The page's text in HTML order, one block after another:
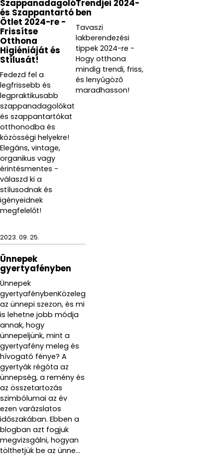
Szappanadagoló
és Szappantartó
Ötlet 2024-re -
Frissítse
Otthona
Higiéniáját és
Stílusát!
Fedezd fel a
legfrissebb és
legpraktikusabb
szappanadagolókat
és szappantartókat
otthonodba és
közösségi helyekre!
Elegáns, vintage,
organikus vagy
érintésmentes -
válaszd ki a
stílusodnak és
igényeidnek
megfelelőt!
Trendjei 2024-
ben
Tavaszi
lakberendezési
tippek 2024-re -
Hogy otthona
mindig trendi, friss,
és lenyűgöző
maradhasson!
2023. 09. 25.
Ünnepek
gyertyafényben
Ünnepek
gyertyafénybenKözeleg
az ünnepi szezon, és mi
is lehetne jobb módja
annak, hogy
ünnepeljünk, mint a
gyertyafény meleg és
hívogató fénye? A
gyertyák régóta az
ünnepség, a remény és
az összetartozás
szimbólumai az év
ezen varázslatos
időszakában. Ebben a
blogban azt fogjuk
megvizsgálni, hogyan
tölthetjük be az ünne...